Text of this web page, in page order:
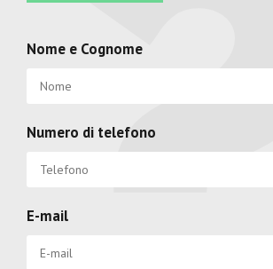
Nome e Cognome
Numero di telefono
E-mail